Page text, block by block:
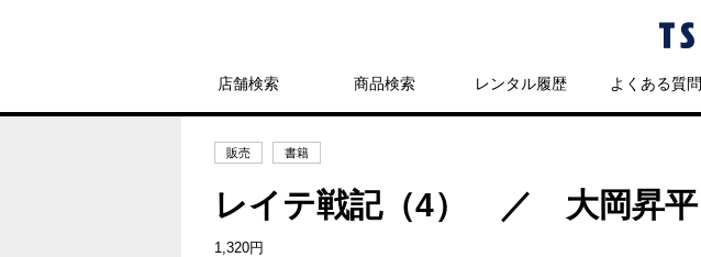
店舗検索 商品検索 レンタル履歴 よくある質問
販売 書籍
レイテ戦記（4） ／ 大岡昇平
1,320円